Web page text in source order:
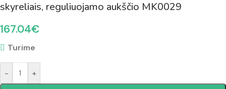
skyreliais, reguliuojamo aukščio MK0029
167.04€
Turime
- +